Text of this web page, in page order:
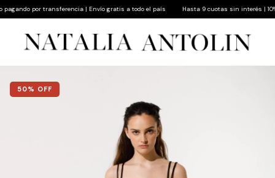
por transferencia | Envío gratis a todo el país Hasta 9 cuotas sin interés | 10%
50% OFF